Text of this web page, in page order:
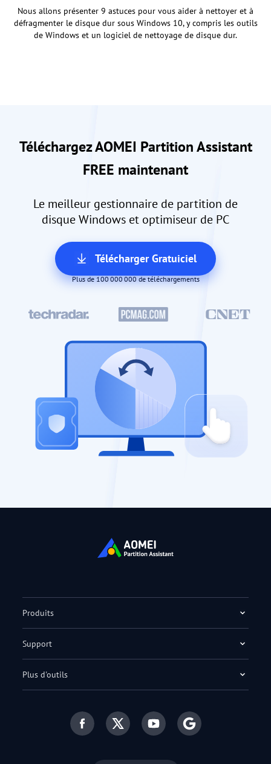
Nous allons présenter 9 astuces pour vous aider à nettoyer et à
défragmenter le disque dur sous Windows 10, y compris les outils
de Windows et un logiciel de nettoyage de disque dur.
Téléchargez AOMEI Partition Assistant
FREE maintenant
Le meilleur gestionnaire de partition de
disque Windows et optimiseur de PC
Télécharger Gratuiciel
Plus de 100 000 000 de téléchargements
Produits
Support
Plus d'outils